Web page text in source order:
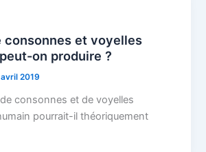
consonnes et voyelles
on produire ?
avril 2019
consonnes et de voyelles
pourrait-il théoriquement